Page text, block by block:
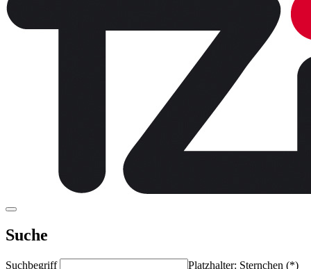
Suche
Suchbegriff
Platzhalter: Sternchen (*)